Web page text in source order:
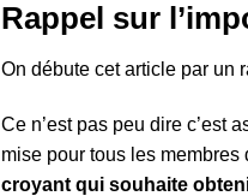
Rappel sur
On débute cet article par un
Ce n’est pas peu dire c’est
mise pour tous les
croyant qui souhaite